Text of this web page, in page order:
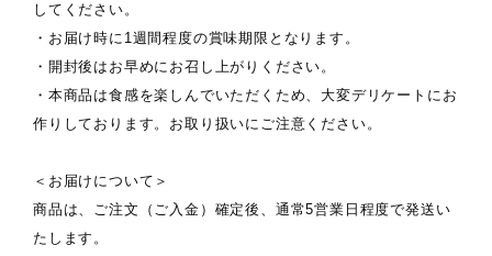
してください。
・お届け時に1週間程度の賞味期限となります。
・開封後はお早めにお召し上がりください。
・本商品は食感を楽しんでいただくため、大変デリケートにお
作りしております。お取り扱いにご注意ください。
＜お届けについて＞
商品は、ご注文（ご入金）確定後、通常5営業日程度で発送い
たします。